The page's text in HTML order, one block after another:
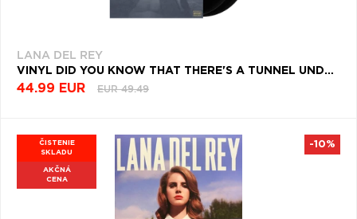
LANA DEL REY
VINYL DID YOU KNOW THAT THERE'S A TUNNEL UNDER OCEAN BLVD
44.99 EUR EUR 49.49
ČISTENIE
SKLADU
AKČNÁ
CENA
-10%